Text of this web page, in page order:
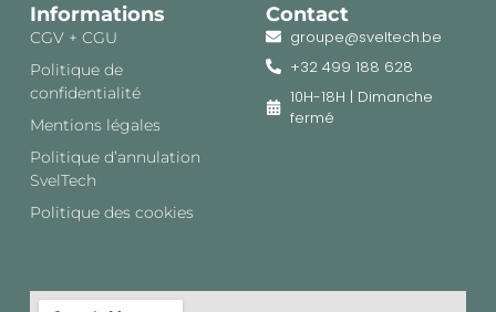
Informations
CGV + CGU
Politique de
confidentialité
Mentions légales
Politique d’annulation
SvelTech​
Politique des cookies
Contact
groupe@sveltech.be
+32 499 188 628
10H-18H | Dimanche
fermé